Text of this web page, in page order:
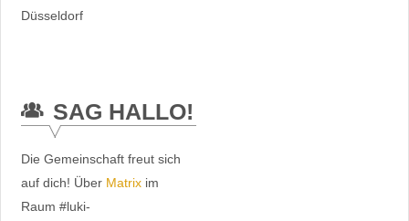
Düsseldorf
SAG HALLO!
Die Gemeinschaft freut sich
auf dich! Über Matrixim
Raum #luki-